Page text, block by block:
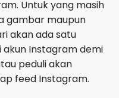
Untuk yang masih
gambar maupun
akan ada satu
akun Instagram demi
peduli akan
feed Instagram.